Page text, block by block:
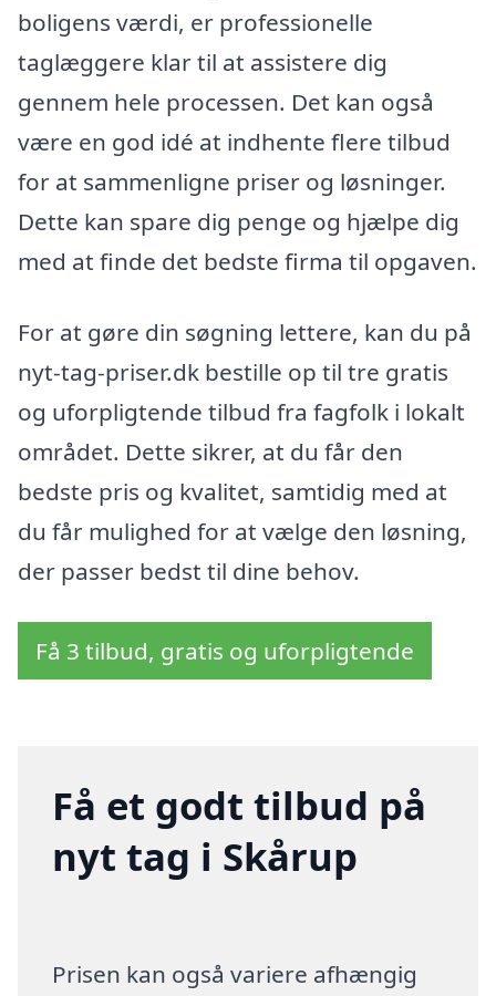
boligens værdi, er professionelle
taglæggere klar til at assistere dig
gennem hele processen. Det kan også
være en god idé at indhente flere tilbud
for at sammenligne priser og løsninger.
Dette kan spare dig penge og hjælpe dig
med at finde det bedste firma til opgaven.
For at gøre din søgning lettere, kan du på
nyt-tag-priser.dk bestille op til tre gratis
og uforpligtende tilbud fra fagfolk i lokalt
området. Dette sikrer, at du får den
bedste pris og kvalitet, samtidig med at
du får mulighed for at vælge den løsning,
der passer bedst til dine behov.
Få 3 tilbud, gratis og uforpligtende
Få et godt tilbud på
nyt tag i Skårup
Prisen kan også variere afhængig